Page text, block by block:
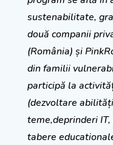
sustenabilitate,
două companii
(România) și
din familii
participă la
(dezvoltare
teme,deprinderi
tabere